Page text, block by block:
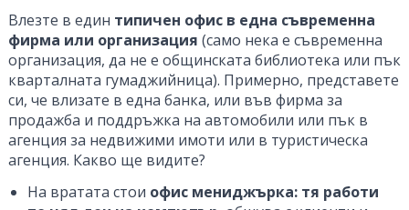
Влезте в един типичен офис в една съвременна
фирма или организация (само нека е съвременна
организация, да не е общинската библиотека или пък
кварталната гумаджийница). Примерно, представете
си, че влизате в една банка, или във фирма за
продажба и поддръжка на автомобили или пък в
агенция за недвижими имоти или в туристическа
агенция. Какво ще видите?
На вратата стои офис мениджърка: тя работи